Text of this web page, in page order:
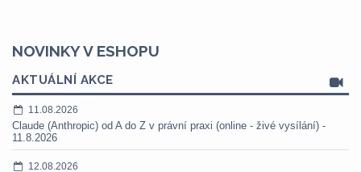
NOVINKY V ESHOPU
AKTUÁLNÍ AKCE
11.08.2026
Claude (Anthropic) od A do Z v právní praxi (online - živé vysílání) -
11.8.2026
12.08.2026